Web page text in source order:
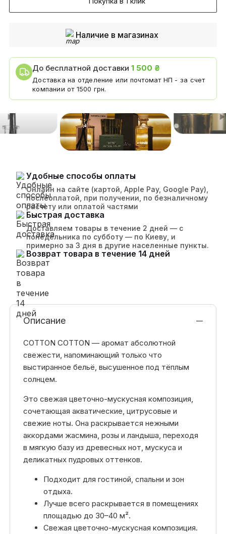
Наличие в магазинах
До бесплатной доставки1 500 ₴
Доставка на отделение или почтомат НП - за счет
компании от 1500 грн.
Удобные способы оплаты
Онлайн на сайте (картой, Apple Pay, Google Pay),
послеоплатой, при получении, по безналичному
расчету или оплатой частями
Быстрая доставка
Доставляем товары в течение 2 дней — с
понедельника по субботу — по Киеву, и
примерно за 3 дня в другие населенные пункты.
Возврат товара в течение 14 дней
Описание
COTTON COTTON — аромат абсолютной
свежести, напоминающий только что
выстиранное бельё, высушенное под тёплым
солнцем.
Это свежая цветочно-мускусная композиция,
сочетающая акватические, цитрусовые и
свежие ноты. Она раскрывается нежными
аккордами жасмина, розы и ландыша, переходя
в мягкую базу из древесных нот, мускуса и
деликатных пудровых оттенков.
Подходит для гостиной, спальни и зон
отдыха.
Лучше всего раскрывается в помещениях
площадью до 30–40 м².
Свежая цветочно-мускусная композиция.